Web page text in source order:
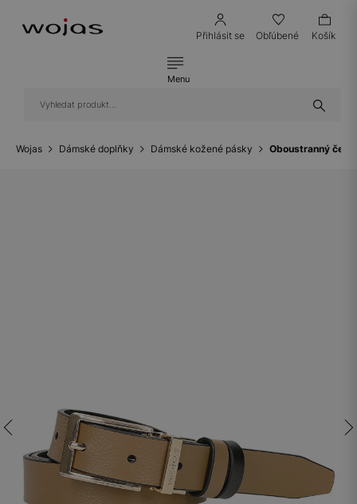
Přihlásit se Obľúbené Košík
Menu
Wojas Dámské doplňky Dámské kožené pásky Oboustranný